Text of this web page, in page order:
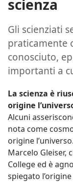
scienza
Gli scienziati
praticamente
conosciuto,
importanti a
La scienza è
origine
Alcuni
nota come
origine
Marcelo Gleiser,
College ed è
spiegato l’origine